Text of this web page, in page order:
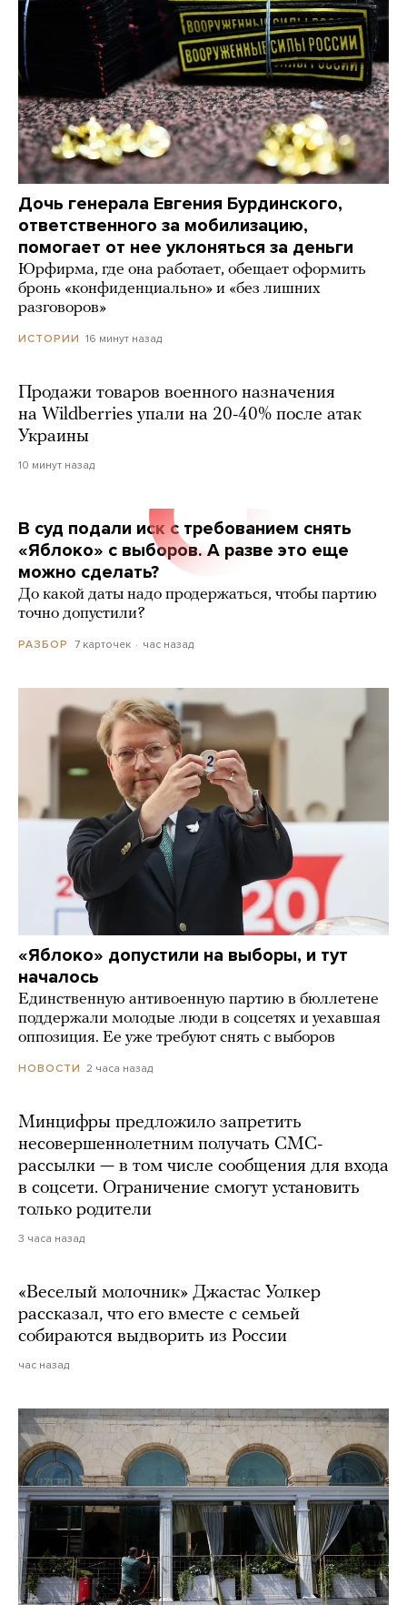
Дочь генерала Евгения Бурдинского,
ответственного за мобилизацию,
помогает от нее уклоняться за деньги
Юрфирма, где она работает, обещает оформить
бронь «конфиденциально» и «без лишних
разговоров»
ИСТОРИИ 16 минут назад
Продажи товаров военного назначения
на Wildberries упали на 20-40% после атак
Украины
10 минут назад
В суд подали иск с требованием снять
«Яблоко» с выборов. А разве это еще
можно сделать?
До какой даты надо продержаться, чтобы партию
точно допустили?
РАЗБОР 7 карточек час назад
«Яблоко» допустили на выборы, и тут
началось
Единственную антивоенную партию в бюллетене
поддержали молодые люди в соцсетях и уехавшая
оппозиция. Ее уже требуют снять с выборов
НОВОСТИ 2 часа назад
Минцифры предложило запретить
несовершеннолетним получать СМС-
рассылки — в том числе сообщения для входа
в соцсети. Ограничение смогут установить
только родители
3 часа назад
«Веселый молочник» Джастас Уолкер
рассказал, что его вместе с семьей
собираются выдворить из России
час назад